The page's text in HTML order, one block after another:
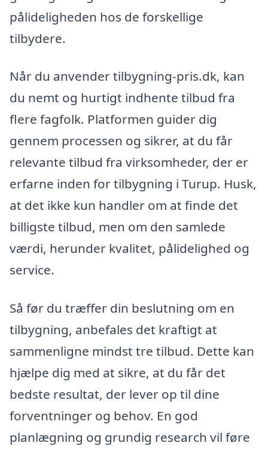
pålideligheden hos de forskellige
tilbydere.
Når du anvender tilbygning-pris.dk, kan
du nemt og hurtigt indhente tilbud fra
flere fagfolk. Platformen guider dig
gennem processen og sikrer, at du får
relevante tilbud fra virksomheder, der er
erfarne inden for tilbygning i Turup. Husk,
at det ikke kun handler om at finde det
billigste tilbud, men om den samlede
værdi, herunder kvalitet, pålidelighed og
service.
Så før du træffer din beslutning om en
tilbygning, anbefales det kraftigt at
sammenligne mindst tre tilbud. Dette kan
hjælpe dig med at sikre, at du får det
bedste resultat, der lever op til dine
forventninger og behov. En god
planlægning og grundig research vil føre